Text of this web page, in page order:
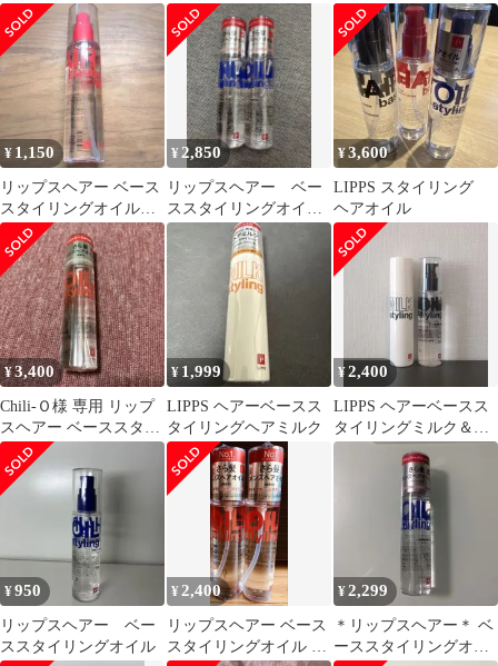
ト 黒
100mL
¥ 1,150
リップスヘアー ベース
スタイリングオイル
100mL
¥ 2,850
リップスヘアー ベー
ススタイリングオイル
（青）ダメージ 100ml
¥3,600
LIPPS スタイリング
ヘアオイル
¥3,400
Chili-Ｏ様 専用 リップ
スヘアー ベーススタイ
リングオイル 2本セッ
ト
¥ 1,999
LIPPS ヘアーベースス
タイリングヘアミルク
¥2,400
LIPPS ヘアーベースス
タイリングミルク＆オ
イル 2本セット
¥950
リップスヘアー ベー
ススタイリングオイル
¥ 2,400
リップスヘアー ベース
スタイリングオイル 無
¥2,299
＊リップスヘアー＊ ベ
ーススタイリングオイ